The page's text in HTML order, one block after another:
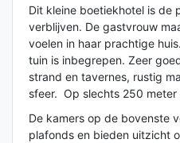
Dit kleine boetiekhotel is de
verblijven. De gastvrouw
voelen in haar prachtige
tuin is inbegrepen. Zeer
strand en tavernes, rustig
sfeer. Op slechts 250
De kamers op de bovenste
plafonds en bieden uitzicht